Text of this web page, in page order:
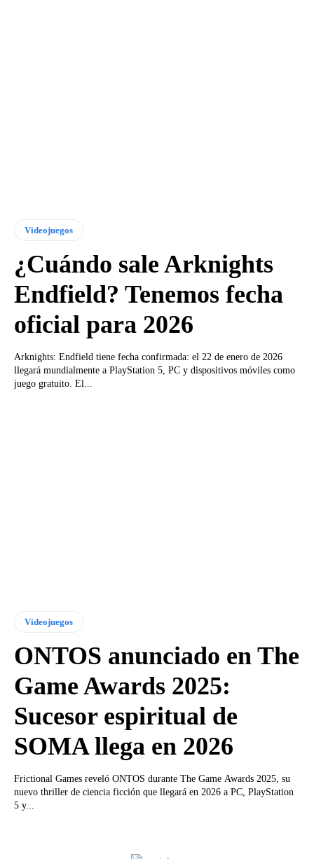
Videojuegos
¿Cuándo sale Arknights
Endfield? Tenemos fecha
oficial para 2026
Arknights: Endfield tiene fecha confirmada: el 22 de enero de 2026
llegará mundialmente a PlayStation 5, PC y dispositivos móviles como
juego gratuito. El...
Videojuegos
ONTOS anunciado en The
Game Awards 2025:
Sucesor espiritual de
SOMA llega en 2026
Frictional Games reveló ONTOS durante The Game Awards 2025, su
nuevo thriller de ciencia ficción que llegará en 2026 a PC, PlayStation
5 y...